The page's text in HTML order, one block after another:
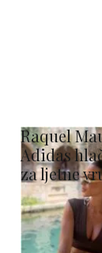
Raquel
Adidas
za ljetne